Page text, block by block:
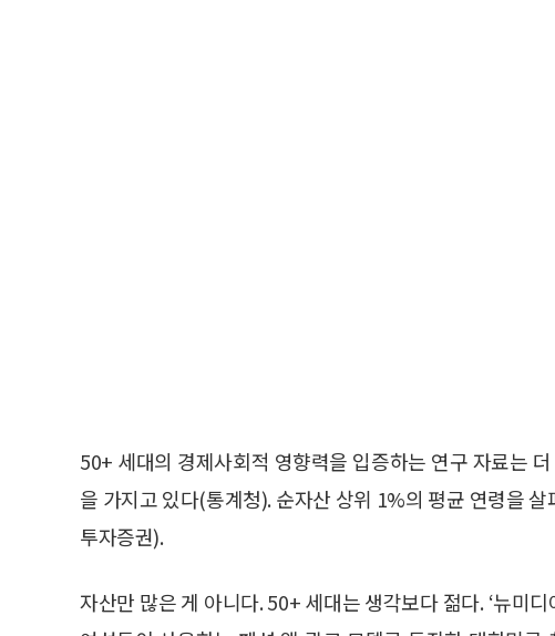
50+ 세대의 경제사회적 영향력을 입증하는 연구 자료는
을 가지고 있다(통계청). 순자산 상위 1%의 평균 연령을
투자증권).
자산만 많은 게 아니다. 50+ 세대는 생각보다 젊다. ‘뉴미